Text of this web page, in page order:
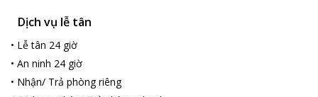
Dịch vụ lễ tân
• Lễ tân 24 giờ
• An ninh 24 giờ
• Nhận/ Trả phòng riêng